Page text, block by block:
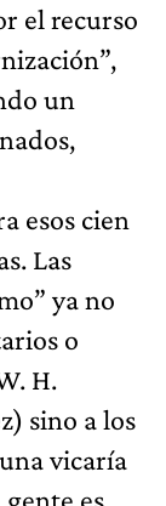
el recurso
un
esos cien
Las
ya no
o
H.
sino a los
vicaría
es